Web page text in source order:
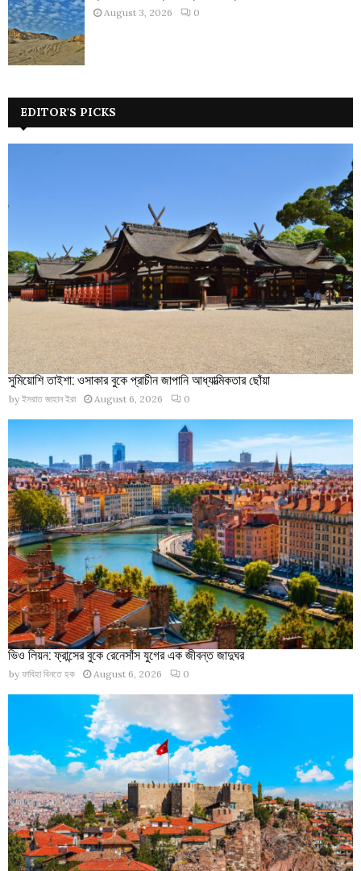
August 3, 2026 0
EDITOR'S PICKS
সুমিয়োশি তাইশা: ওসাকার বুকে প্রাচীন জাপানি আধ্যাত্মিকতার ছোঁয়া
by ইসরাত জাহান ইরা August 6, 2026 0
ভিও লিয়ন: ফ্রান্সের বুকে রেনেসাঁস যুগের এক জীবন্ত জাদুঘর
by ফাবিহা বিনতে হক August 6, 2026 0